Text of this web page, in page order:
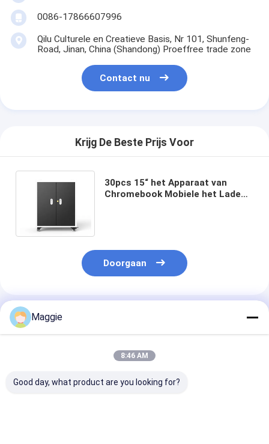
0086-17866607996
Qilu Culturele en Creatieve Basis, Nr 101, Shunfeng-
Road, Jinan, China (Shandong) Proeffree trade zone
Contact nu
Krijg De Beste Prijs Voor
30pcs 15“ het Apparaat van
Chromebook Mobiele het Laden
Doorgaan
Geadviseerde Producten
Maggie
8:46 AM
Good day, what product are you looking for?